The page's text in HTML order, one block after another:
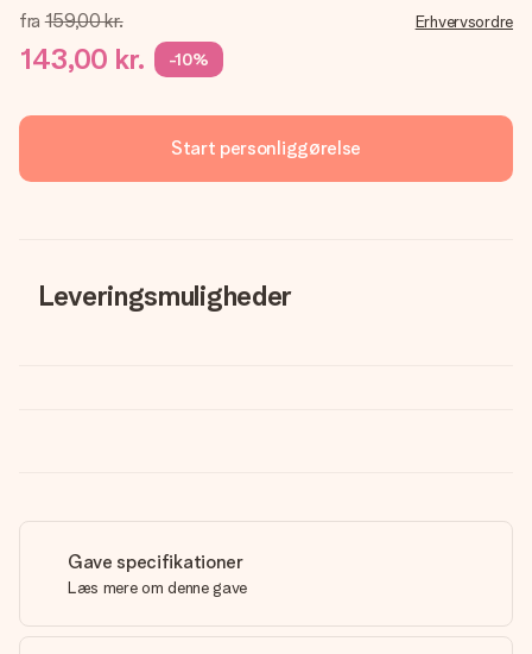
fra 159,00 kr.
143,00 kr. -10%
Erhvervsordre
Start personliggørelse
Leveringsmuligheder
Gave specifikationer
Læs mere om denne gave